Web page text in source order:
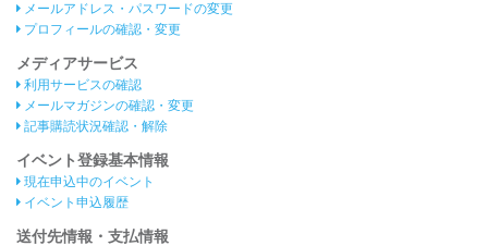
メールアドレス・パスワードの変更
プロフィールの確認・変更
メディアサービス
利用サービスの確認
メールマガジンの確認・変更
記事購読状況確認・解除
イベント登録基本情報
現在申込中のイベント
イベント申込履歴
送付先情報・支払情報